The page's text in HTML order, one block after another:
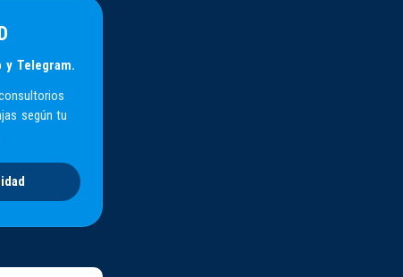
y Telegram.
según tu